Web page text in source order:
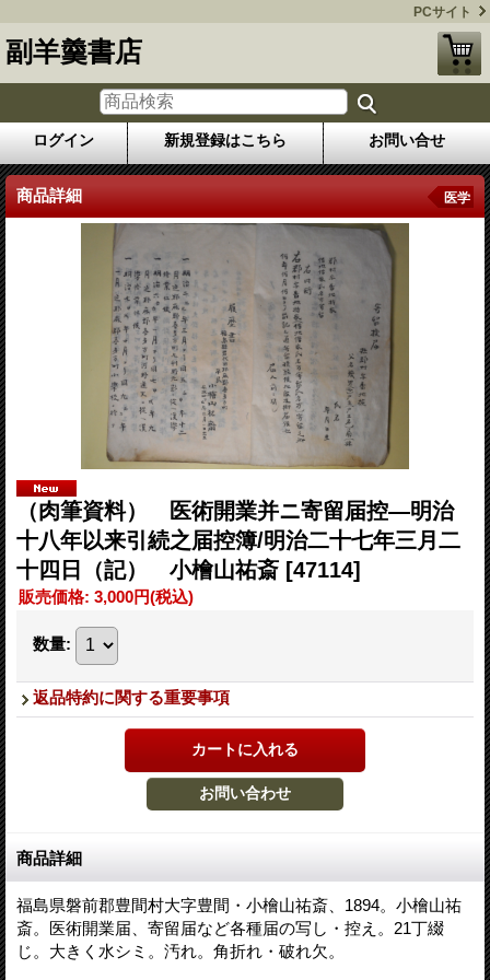
PCサイト
副羊羹書店
ログイン 新規登録はこちら お問い合せ
商品詳細 医学
（肉筆資料） 医術開業并ニ寄留届控―明治
十八年以来引続之届控簿/明治二十七年三月二
十四日（記） 小檜山祐斎 [47114]
販売価格: 3,000円(税込)
数量:
返品特約に関する重要事項
商品詳細
福島県磐前郡豊間村大字豊間・小檜山祐斎、1894。小檜山祐
斎。医術開業届、寄留届など各種届の写し・控え。21丁綴
じ。大きく水シミ。汚れ。角折れ・破れ欠。